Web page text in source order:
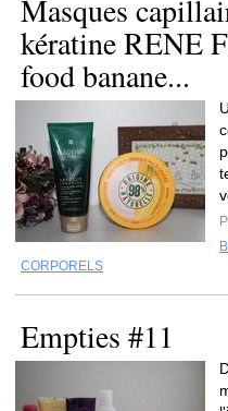
Masques
kératine RENE
food banane...
CORPORELS
Empties #11